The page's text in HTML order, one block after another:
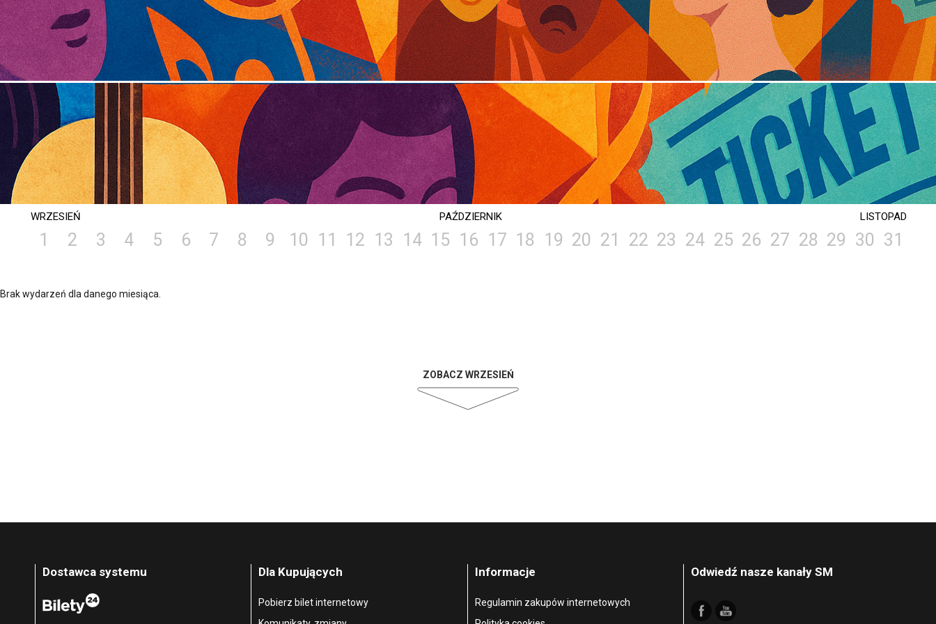
WRZESIEŃ PAŹDZIERNIK LISTOPAD
1 2 3 4 5 6 7 8 9 10 11 12 13 14 15 16 17 18 19 20 21 22 23 24 25 26 27 28 29 30 31
Brak wydarzeń dla danego miesiąca.
ZOBACZ WRZESIEŃ
Dostawca systemu Dla Kupujących
Pobierz bilet internetowy
Informacje
Regulamin zakupów internetowych
Odwiedź nasze kanały SM